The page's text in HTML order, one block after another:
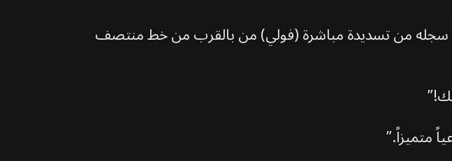
سجله من تسديدة مباشرة (فولي) من بالقرب من خط منتصف
متميزاً.”